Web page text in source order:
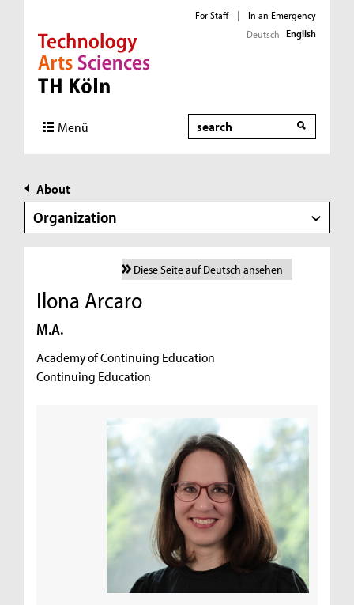
Direkt zur Hauptnavigation
Direkt zur Subnavigation
Direkt zum Inhalt
Direkt zum Fußbereich
For Staff |
In an Emergency
Deutsch English
Menü Search
About
Organization
Diese Seite auf Deutsch ansehen
Ilona Arcaro
M.A.
Academy of Continuing Education
Continuing Education